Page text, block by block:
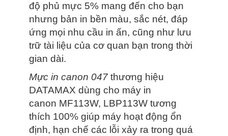
độ phủ mực 5% mang đến cho bạn
nhưng bản in bền màu, sắc nét, đáp
ứng mọi nhu cầu in ấn, cũng như lưu
trữ tài liệu của cơ quan bạn trong thời
gian dài.
Mực in canon 047 thương hiệu
DATAMAX dùng cho máy in
canon MF113W, LBP113W tương
thích 100% giúp máy hoạt động ổn
định, hạn chế các lỗi xảy ra trong quá